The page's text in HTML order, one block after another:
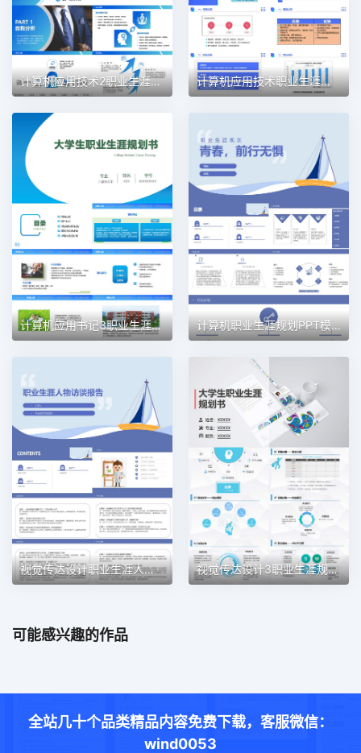
计算机应用技术2职业生涯规划PPT模板 计算机应用技术职业生涯规划PPT模板
计算机应用书记3职业生涯规划PPT模板 计算机职业生涯规划PPT模板
视觉传达设计职业生涯人物访谈职业生涯规划PPT模板 视觉传达设计3职业生涯规划PPT模板
可能感兴趣的作品
全站几十个品类精品内容免费下载，客服微信：
wind0053